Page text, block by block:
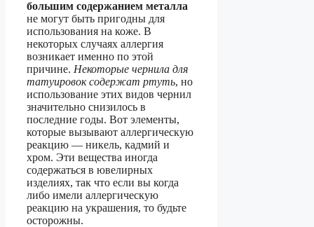
большим содержанием металла
не могут быть пригодны для
использования на коже. В
некоторых случаях аллергия
возникает именно по этой
причине. Некоторые чернила для
татуировок содержат ртуть, но
использование этих видов чернил
значительно снизилось в
последние годы. Вот элементы,
которые вызывают аллергическую
реакцию — никель, кадмий и
хром. Эти вещества иногда
содержаться в ювелирных
изделиях, так что если вы когда
либо имели аллергическую
реакцию на украшения, то будьте
осторожны.